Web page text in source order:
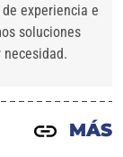
experiencia e
soluciones
MÁS